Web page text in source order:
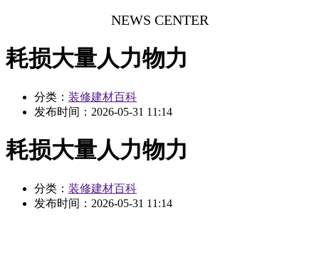
NEWS CENTER
耗损大量人力物力
分类： 装修建材百科
发布时间： 2026-05-31 11:14
耗损大量人力物力
分类： 装修建材百科
发布时间： 2026-05-31 11:14